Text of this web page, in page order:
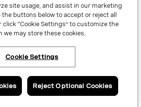
rights reserved. VONAGE®, the V logo (
countries.
site usage, and assist in our marketing
buttons below to accept or reject all
click “Cookie Settings” to customize the
we may store these cookies.
Cookie Settings
Reject Optional Cookies